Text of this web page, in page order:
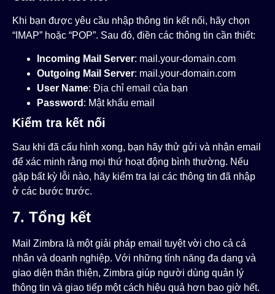
Khi bạn được yêu cầu nhập thông tin kết nối, hãy chọn
“IMAP” hoặc “POP”. Sau đó, điền các thông tin cần thiết:
Incoming Mail Server: mail.your-domain.com
Outgoing Mail Server: mail.your-domain.com
User Name: Địa chỉ email của bạn
Password : Mật khẩu email
Kiểm tra kết nối
Sau khi đã cấu hình xong, bạn hãy thử gửi và nhận email
để xác minh rằng mọi thứ hoạt động bình thường. Nếu
gặp bất kỳ lỗi nào, hãy kiểm tra lại các thông tin đã nhập
ở các bước trước.
7. Tổng kết
Mail Zimbra là một giải pháp email tuyệt vời cho cả cá
nhân và doanh nghiệp. Với những tính năng đa dạng và
giao diện thân thiện, Zimbra giúp người dùng quản lý
thông tin và giao tiếp một cách hiệu quả hơn bao giờ hết.